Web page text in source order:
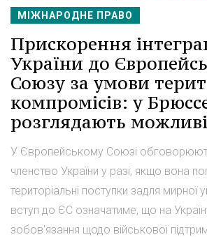
МІЖНАРОДНЕ ПРАВО
Прискорення
України до
Союзу за умови
компромісів: у
розглядають
У Європейському Союзі
членство України у разі, якщо вона
територіальні поступки задля мирної
вступ до ЄС означатиме, що на
зобов'язання щодо військової